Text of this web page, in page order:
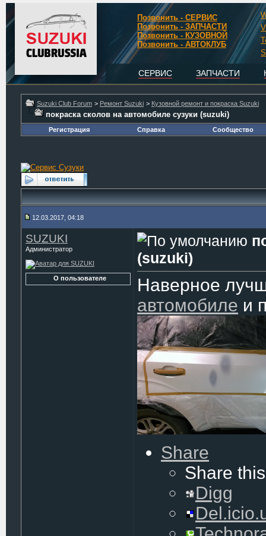
Позвонить - СЕРВИС
Позвонить - ЗАПЧАСТИ
Позвонить - КУЗОВНОЙ
Позвонить - АВТОКЛУБ
СЕРВИС ЗАПЧАСТИ
Suzuki Club Forum > Ремонт Suzuki > Кузовной ремонт и покраска Suzuki
покраска сколов на автомобиле сузуки (suzuki)
Регистрация Справка Сообщество
12.03.2017, 04:18
SUZUKI
Администратор
О пользователе
(suzuki)
Наверное
автомобиле и
Share
Share
Digg